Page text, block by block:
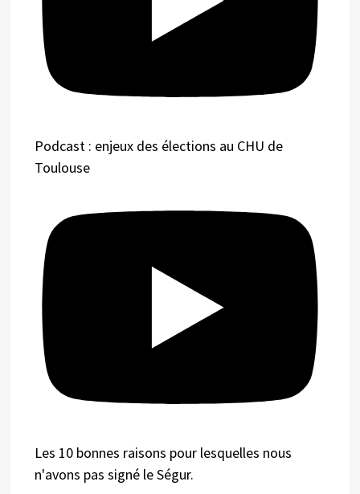
Podcast : enjeux des élections au CHU de
Toulouse
Les 10 bonnes raisons pour lesquelles nous
n'avons pas signé le Ségur.